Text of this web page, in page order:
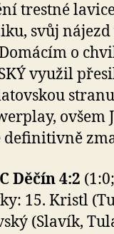
trestné
svůj
o
využil
ovšem
definitivně
Děčín 4:2
15. Kristl
(Slavík,